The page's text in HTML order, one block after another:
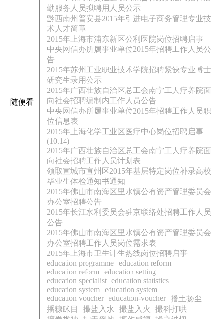
随便看
勤服务人员拟聘用人员公示
黔西南州普安县2015年引进电子商务管理专业技
术人才简章
2015年上海市浦东新区公利医院岗位招聘启事
中央网信办所属事业单位2015年招聘工作人员公
告
2015年苏州工业职业技术学院招聘紧缺专业博士
研究生录用公示
2015年广西壮族自治区总工会南宁工人疗养院面
向社会招聘编制内工作人员公告
中央网信办所属事业单位2015年招聘工作人员职
位信息表
2015年上海化学工业区医疗中心岗位招聘启事
(10.14)
2015年广西壮族自治区总工会南宁工人疗养院面
向社会招聘工作人员计划表
领取宣城市宣州区2015年基层特定岗位补录高校
毕业生体检通知书通知
2015年佛山市南海区里水镇公有资产管理委员会
办公室招聘公告
2015年长江水利委员会驻京联络处招聘工作人员
公告
2015年佛山市南海区里水镇公有资产管理委员会
办公室招聘工作人员岗位需求表
2015年上海市卫生计生热线岗位招聘启事
education programme education reform
education reform
education setting
education specialist education statistics
education system
education system
education voucher education-voucher 播土扬尘
播糠眯目
撮盐入水 撮盐入火
撮科打哄